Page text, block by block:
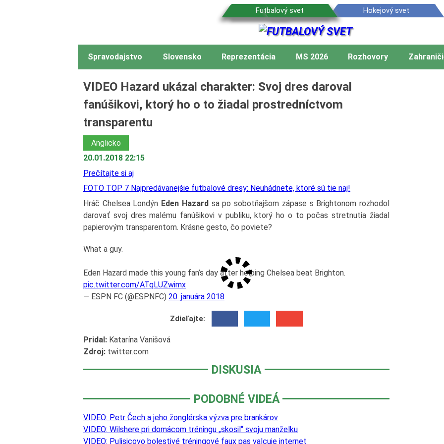
Spravodajstvo Slovensko Reprezentácia MS 2026 Rozhovory
VIDEO Hazard ukázal charakter: Svoj dres daroval
fanúšikovi, ktorý ho o to žiadal prostredníctvom
transparentu
Anglicko
20.01.2018 22:15
Prečítajte si aj
FOTO TOP 7 Najpredávanejšie futbalové dresy: Neuhádnete, ktoré sú tie naj!
Hráč Chelsea Londýn Eden Hazardsa po sobotňajšom zápase s Brightonom rozhodol
darovať svoj dres malému fanúšikovi v publiku, ktorý ho o to počas stretnutia žiadal
papierovým transparentom. Krásne gesto, čo poviete?
What a guy.
Eden Hazard made this young fan’s day after helping Chelsea beat Brighton.
pic.twitter.com/ATqLUZwimx
— ESPN FC (@ESPNFC) 20. januára 2018
Zdieľajte:
Pridal: Katarína Vanišová
Zdroj: twitter.com
DISKUSIA
PODOBNÉ VIDEÁ
VIDEO: Petr Čech a jeho žonglérska výzva pre brankárov
VIDEO: Wilshere pri domácom tréningu „skosil“ svoju manželku
VIDEO: Pulisicovo bolestivé tréningové faux pas valcuje internet